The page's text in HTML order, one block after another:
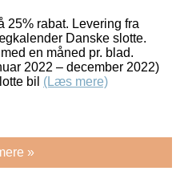
25% rabat. Levering fra
Danske slotte.
en måned pr. blad.
2022 – december 2022)
bil (Læs mere)
»